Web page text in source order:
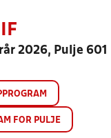
2026, Pulje 601
FOR PULJE